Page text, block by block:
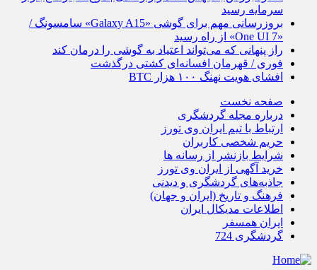
سرمایه رسید
بروزرسانی مهم برای گوشی «Galaxy A15» سامسونگ /
«One UI 7» از راه رسید
راز پنهانی که می‌تواند اعتیاد به گوشی را درمان کند
فوری / قهرمان افسانه‌ای کشتی درگذشت
افشای هویت نهنگ ۱۰۰ هزار BTC
صفحه نخست
درباره مجله گردشگری
ارتباط با تیم ایران وی تورز
حریم شخصی کاربران
شرایط بازنشر از رسانه ها
خرید آگهی از ایران وی تورز
جاذبه‌های گردشگری و دیدنی
فرهنگ و تاریخ (ایران و جهان)
اطلاعات مدیکال ایران
ایران همسفر
گردشگری 724